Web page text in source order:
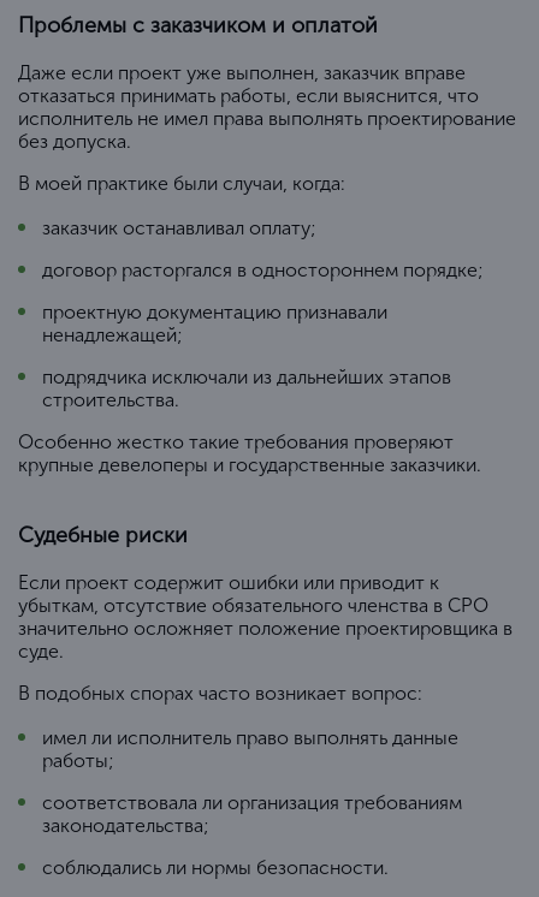
Проблемы с заказчиком и оплатой
Даже если проект уже выполнен, заказчик вправе
отказаться принимать работы, если выяснится, что
исполнитель не имел права выполнять проектирование
без допуска.
В моей практике были случаи, когда:
заказчик останавливал оплату;
договор расторгался в одностороннем порядке;
проектную документацию признавали
ненадлежащей;
подрядчика исключали из дальнейших этапов
строительства.
Особенно жестко такие требования проверяют
крупные девелоперы и государственные заказчики.
Судебные риски
Если проект содержит ошибки или приводит к
убыткам, отсутствие обязательного членства в СРО
значительно осложняет положение проектировщика в
суде.
В подобных спорах часто возникает вопрос:
имел ли исполнитель право выполнять данные
работы;
соответствовала ли организация требованиям
законодательства;
соблюдались ли нормы безопасности.